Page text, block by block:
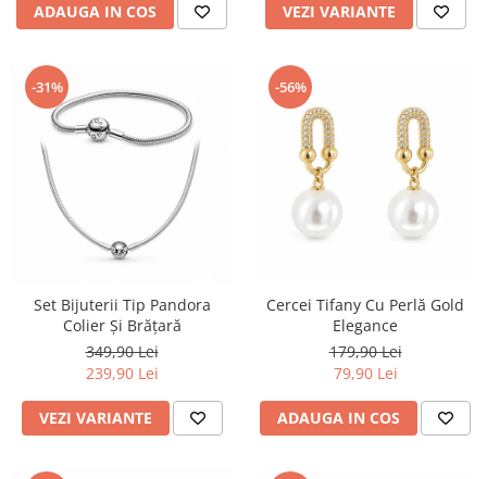
ADAUGA IN COS VEZI VARIANTE
-31%
Set Bijuterii Tip Pandora
Colier Și Brățară
349,90 Lei
239,90 Lei
VEZI VARIANTE
-56%
Cercei Tifany Cu Perlă Gold
Elegance
179,90 Lei
79,90 Lei
ADAUGA IN COS